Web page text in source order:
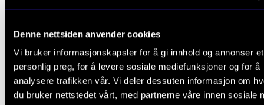
Denne nettsiden anvender cookies
Vi bruker informasjonskapsler for å gi innhold og annonser et
personlig preg, for å levere sosiale mediefunksjoner og for å
analysere trafikken vår. Vi deler dessuten informasjon om
du bruker nettstedet vårt, med partnerne våre innen sosiale
Strategier, planer og rapporter
Hvem gjør hva i administrasjonen
L
e
a
v
Ja Nei
ARBEIDSTID OG LØNN